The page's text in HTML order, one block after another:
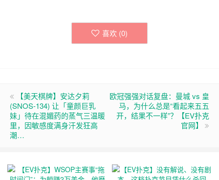
喜欢 (0)
【美天棋牌】安达夕莉
(SNOS-134) 让「童颜巨乳
妹」待在混媚药的蒸气三温暖
里，因敏感度满身汗发狂高
潮…
欧冠强强对话复盘：曼城 vs 皇
马，为什么总是“看起来五五
开，结果不一样”？【EV扑克
官网】